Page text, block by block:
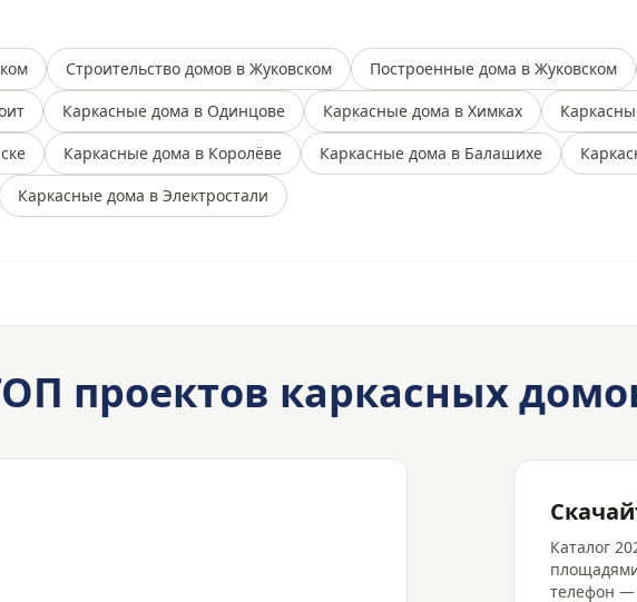
Строительство домов в Жуковском Построенные дома в Жуковском
Каркасные дома в Одинцове Каркасные дома в Химках
Каркасные дома в Королёве Каркасные дома в Балашихе
Каркасные дома в Электростали
проектов каркасных
Каталог
телефон —